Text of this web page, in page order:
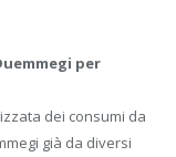
per
dei consumi da
già da diversi